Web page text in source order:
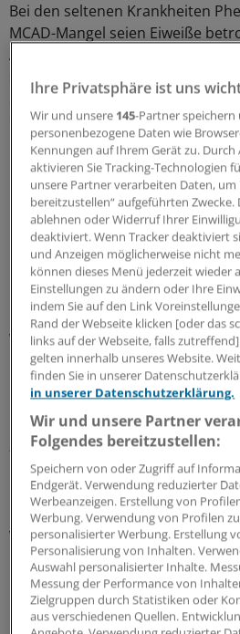
Bei den seltenen Krankheiten
MCAD-Mangel seien Eiweiße
Abbau von
sind. Durch den Funktionsverlust
Stoffwechselprodukte im Körper
erlitten unbehandelt schwere
Fehlfaltung soll
Die Forscher wollen mittels
Hochdurchsatzverfahren und
Röntgentechnik Medikamente
Fehlfaltung der Eiweißstoffe
nach Forscheraussagen 15.000
Phenylketonurie und MCAD-
werden.
"Das Prinzip ist zwar noch sehr
"wir konnten aber bereits die
Faltungshelfers zum
zur Behandlung der seltenen
Phenylketonurie eingesetzt wird.
Dieses Prinzip möchten wir nun
verbessern und auch auf andere
übertragen, um den betroffenen
belastende Behandlung zu
Die Wissenschaftler wollen nach
Ihre Privatsphäre ist uns
Wir und unsere 145-Partner
personenbezogene Daten wie
Kennungen auf Ihrem Gerät zu.
aktivieren Sie Tracking-Technologien
unsere Partner verarbeiten Daten,
bereitzustellen“ aufgeführten Zwecke.
ablehnen oder Widerruf Ihrer
deaktiviert. Wenn Tracker deaktiviert
und Anzeigen möglicherweise nicht
können dieses Menü jederzeit wieder
Einstellungen zu ändern oder Ihre
indem Sie auf den Link
Rand der Webseite klicken [oder das
links auf der Webseite, falls
gelten innerhalb unseres Website.
finden Sie in unserer
in unserer Datenschutzerklärung.
Wir und unsere Partner
Folgendes bereitzustellen:
Speichern von oder Zugriff auf
Endgerät. Verwendung reduzierter
Werbeanzeigen. Erstellung von
Werbung. Verwendung von Profilen
personalisierter Werbung. Erstellung
Personalisierung von Inhalten.
Auswahl personalisierter Inhalte.
Messung der Performance von
Zielgruppen durch Statistiken oder
aus verschiedenen Quellen.